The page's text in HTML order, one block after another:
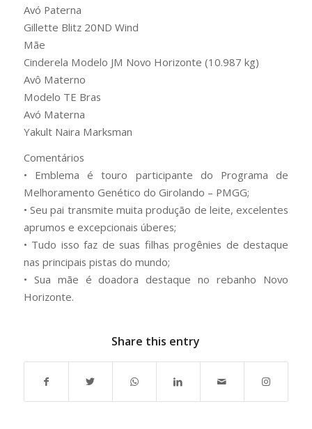
Avó Paterna
Gillette Blitz 20ND Wind
Mãe
Cinderela Modelo JM Novo Horizonte (10.987 kg)
Avô Materno
Modelo TE Bras
Avó Materna
Yakult Naira Marksman
Comentários
• Emblema é touro participante do Programa de
Melhoramento Genético do Girolando – PMGG;
• Seu pai transmite muita produção de leite, excelentes
aprumos e excepcionais úberes;
• Tudo isso faz de suas filhas progênies de destaque
nas principais pistas do mundo;
• Sua mãe é doadora destaque no rebanho Novo
Horizonte.
Share this entry